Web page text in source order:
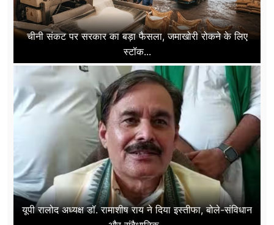
चीनी संकट पर सरकार का बड़ा फैसला, जमाखोरी रोकने के लिए
स्टॉक...
यूपी रालोद अध्यक्ष डॉ. रामाशीष राय ने दिया इस्तीफा, बोले-संविधान